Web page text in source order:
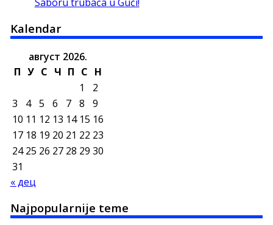
Kalendar
август 2026.
П У С Ч П С Н
1
2
3
4 5 6 7 8
9
10 11 12 13 14 15 16
17 18 19 20 21 22 23
24 25 26 27 28 29 30
31
« дец
Najpopularnije teme